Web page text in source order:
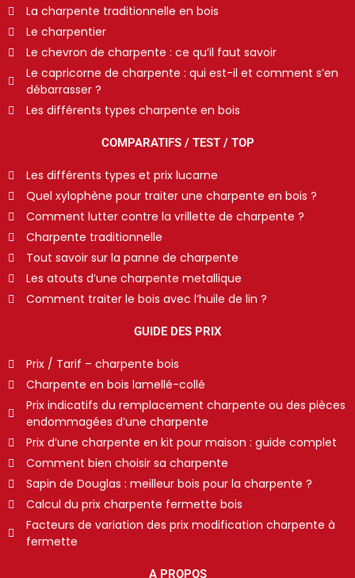
La charpente traditionnelle en bois
Le charpentier
Le chevron de charpente : ce qu’il faut savoir
Le capricorne de charpente : qui est-il et comment s’en
débarrasser ?
Les différents types charpente en bois
COMPARATIFS / TEST / TOP
Les différents types et prix lucarne
Quel xylophène pour traiter une charpente en bois ?
Comment lutter contre la vrillette de charpente ?
Charpente traditionnelle
Tout savoir sur la panne de charpente
Les atouts d’une charpente metallique
Comment traiter le bois avec l’huile de lin ?
GUIDE DES PRIX
Prix / Tarif – charpente bois
Charpente en bois lamellé-collé
Prix indicatifs du remplacement charpente ou des pièces
endommagées d’une charpente
Prix d’une charpente en kit pour maison : guide complet
Comment bien choisir sa charpente
Sapin de Douglas : meilleur bois pour la charpente ?
Calcul du prix charpente fermette bois
Facteurs de variation des prix modification charpente à
fermette
A PROPOS